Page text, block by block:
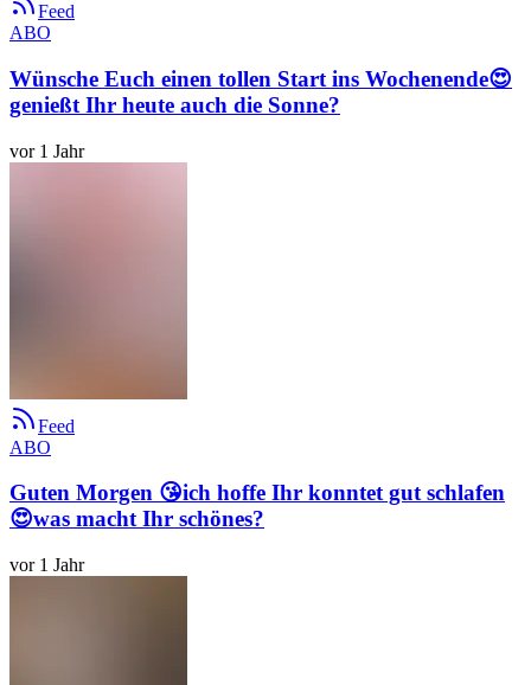
Feed
ABO
Wünsche Euch einen tollen Start ins Wochenende😍
genießt Ihr heute auch die Sonne?
vor 1 Jahr
Feed
ABO
Guten Morgen 😘ich hoffe Ihr konntet gut schlafen
😍was macht Ihr schönes?
vor 1 Jahr